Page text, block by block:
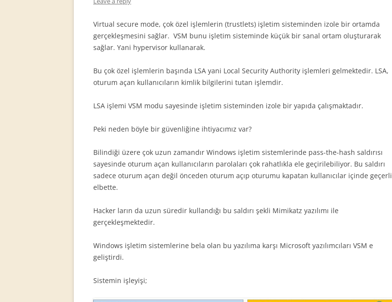
Virtual secure mode, çok özel işlemlerin (trustlets) işletim sisteminden izole bir ortamda
gerçekleşmesini sağlar. VSM bunu işletim sisteminde küçük bir sanal ortam oluşturarak
sağlar. Yani hypervisor kullanarak.
Bu çok özel işlemlerin başında LSA yani Local Security Authority işlemleri gelmektedir. LSA,
oturum açan kullanıcıların kimlik bilgilerini tutan işlemdir.
LSA işlemi VSM modu sayesinde işletim sisteminden izole bir yapıda çalışmaktadır.
Peki neden böyle bir güvenliğine ihtiyacımız var?
Bilindiği üzere çok uzun zamandır Windows işletim sistemlerinde pass-the-hash saldırısı
sayesinde oturum açan kullanıcıların parolaları çok rahatlıkla ele geçirilebiliyor. Bu saldırı
sadece oturum açan değil önceden oturum açıp oturumu kapatan kullanıcılar içinde geçerli
elbette.
Hacker ların da uzun süredir kullandığı bu saldırı şekli Mimikatz yazılımı ile
gerçekleşmektedir.
Windows işletim sistemlerine bela olan bu yazılıma karşı Microsoft yazılımcıları VSM e
geliştirdi.
Sistemin işleyişi;